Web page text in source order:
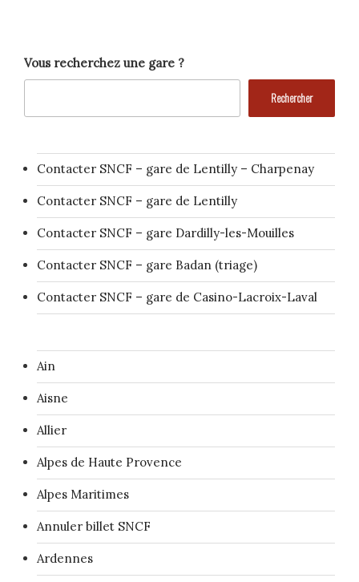
Vous recherchez une gare ?
Rechercher
Contacter SNCF – gare de Lentilly – Charpenay
Contacter SNCF – gare de Lentilly
Contacter SNCF – gare Dardilly-les-Mouilles
Contacter SNCF – gare Badan (triage)
Contacter SNCF – gare de Casino-Lacroix-Laval
Ain
Aisne
Allier
Alpes de Haute Provence
Alpes Maritimes
Annuler billet SNCF
Ardennes